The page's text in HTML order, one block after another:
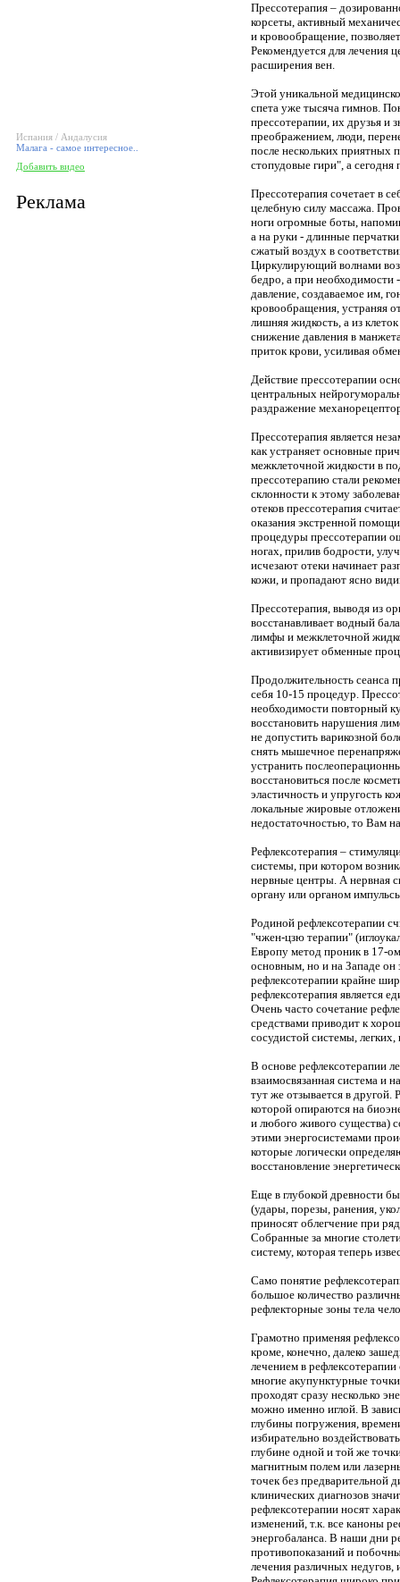
Испания / Андалусия
Малага - самое интересное..
Добавить видео
Реклама
Прессотерапия –
корсеты, активный
и кровообращение,
Рекомендуется для лечения
расширения вен.
Этой уникальной
спета уже тысяча гимнов.
прессотерапии, их друзья
преображением, люди,
после нескольких приятных
стопудовые гири", а сегодня
Прессотерапия сочетает в
целебную силу массажа.
ноги огромные боты,
а на руки - длинные
сжатый воздух в
Циркулирующий волнами
бедро, а при необходимости
давление, создаваемое им,
кровообращения, устраняя
лишняя жидкость, а из
снижение давления в
приток крови, усиливая
Действие прессотерапии
центральных
раздражение
Прессотерапия является
как устраняет основные
межклеточной жидкости в
прессотерапию стали
склонности к этому
отеков прессотерапия
оказания экстренной
процедуры прессотерапии
ногах, прилив бодрости,
исчезают отеки начинает
кожи, и пропадают ясно
Прессотерапия, выводя из
восстанавливает водный
лимфы и межклеточной
активизирует обменные
Продолжительность сеанса
себя 10-15 процедур.
необходимости повторный
восстановить нарушения
не допустить варикозной
снять мышечное
устранить
восстановиться после
эластичность и упругость
локальные жировые
недостаточностью, то Вам
Рефлексотерапия –
системы, при котором
нервные центры. А нервная
органу или органом
Родиной рефлексотерапии
"чжен-цзю терапии"
Европу метод проник в 17-
основным, но и на Западе он
рефлексотерапии крайне
рефлексотерапия является
Очень часто сочетание
средствами приводит к
сосудистой системы, легких,
В основе рефлексотерапии
взаимосвязанная система и
тут же отзывается в другой.
которой опираются на
и любого живого существа)
этими энергосистемами
которые логически
восстановление
Еще в глубокой древности
(удары, порезы, ранения,
приносят облегчение при
Собранные за многие
систему, которая теперь
Само понятие
большое количество
рефлекторные зоны тела
Грамотно применяя
кроме, конечно, далеко
лечением в рефлексотерапии
многие акупунктурные
проходят сразу несколько
можно именно иглой. В
глубины погружения,
избирательно
глубине одной и той же
магнитным полем или
точек без предварительной
клинических диагнозов
рефлексотерапии носят
изменений, т.к. все каноны
энергобаланса. В наши дни
противопоказаний и
лечения различных недугов,